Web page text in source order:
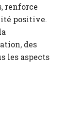
renforce
positive.
des
les aspects